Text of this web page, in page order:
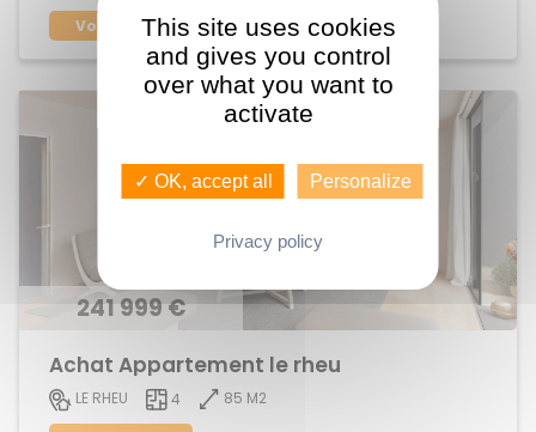
Voir le bien
241 999 €
Achat Appartement le rheu
LE RHEU 4
85 M2
This site uses cookies
and gives you control
over what you want to
activate
✓ OK, accept all Personalize
Privacy policy